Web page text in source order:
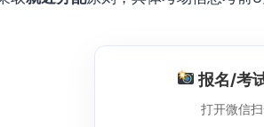
报名/考
打开微信